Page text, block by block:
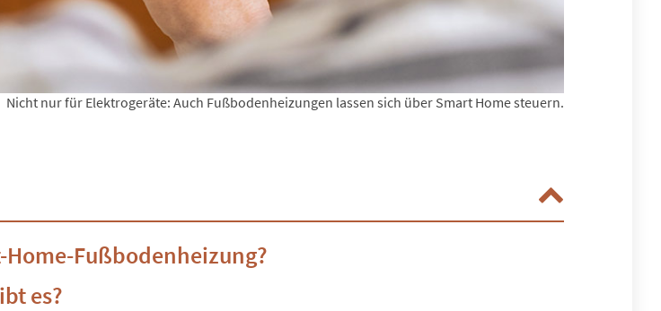
Nicht nur für Elektrogeräte: Auch Fußbodenheizungen lassen sich über Smart Home steuern.
Fußbodenheizung?
es?